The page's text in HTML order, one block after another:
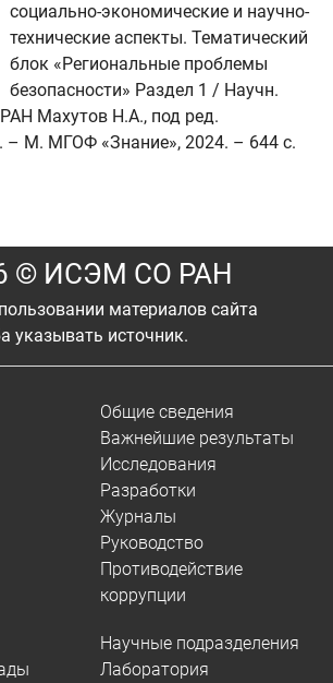
социально-экономические и научно-
технические аспекты. Тематический
блок «Региональные проблемы
безопасности» Раздел 1 / Научн.
Махутов Н.А., под ред.
– М. МГОФ «Знание», 2024. – 644 с.
© ИСЭМ СО РАН
материалов сайта
указывать источник.
Общие сведения
Важнейшие результаты
Исследования
Разработки
Журналы
Руководство
Противодействие
коррупции
Научные подразделения
Лаборатория